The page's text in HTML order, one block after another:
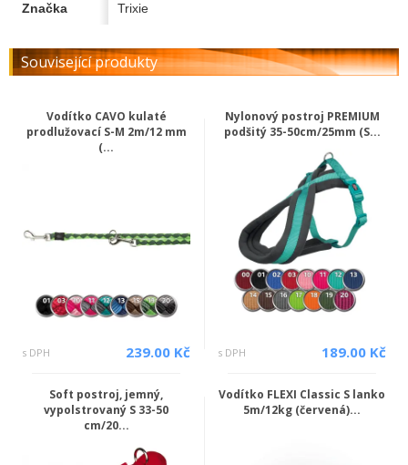
Značka Trixie
Související produkty
Vodítko CAVO kulaté
prodlužovací S-M 2m/12 mm
(...
s DPH 239.00 Kč
Nylonový postroj PREMIUM
podšitý 35-50cm/25mm (S...
s DPH 189.00 Kč
Soft postroj, jemný,
vypolstrovaný S 33-50
cm/20...
Vodítko FLEXI Classic S lanko
5m/12kg (červená)...